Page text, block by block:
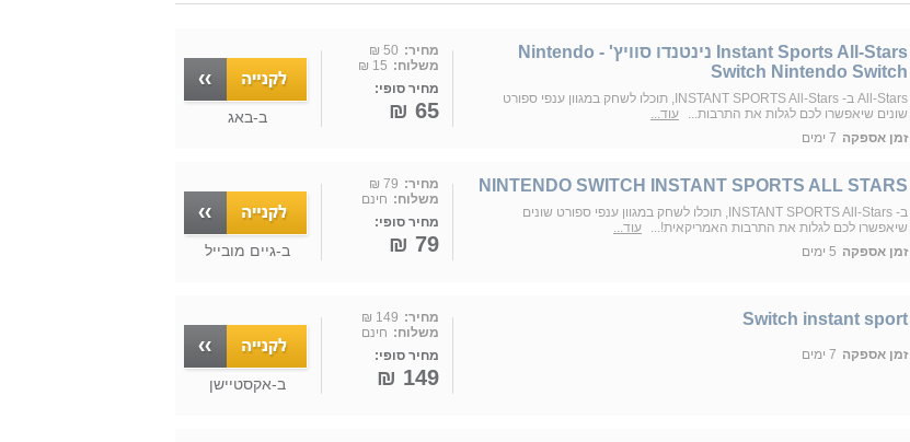
Instant Sports All-Stars נינטנדו סוויץ' - Nintendo
Switch Nintendo Switch
All-Stars ב- INSTANT SPORTS All-Stars, תוכלו לשחק במגוון ענפי ספורט
שונים שיאפשרו לכם לגלות את התרבות...
עוד...
זמן אספקה 7 ימים
מחיר: 50 ₪
משלוח: 15 ₪
מחיר סופי:
65 ₪ ב-באג
NINTENDO SWITCH INSTANT SPORTS ALL STARS
ב- INSTANT SPORTS All-Stars, תוכלו לשחק במגוון ענפי ספורט שונים
שיאפשרו לכם לגלות את התרבות האמריקאית!...
עוד...
זמן אספקה 5 ימים
מחיר: 79 ₪
משלוח: חינם
מחיר סופי:
79 ₪ ב-גיים מובייל
Switch instant sport
זמן אספקה 7 ימים
מחיר: 149 ₪
משלוח: חינם
מחיר סופי:
149 ₪ ב-אקסטיישן